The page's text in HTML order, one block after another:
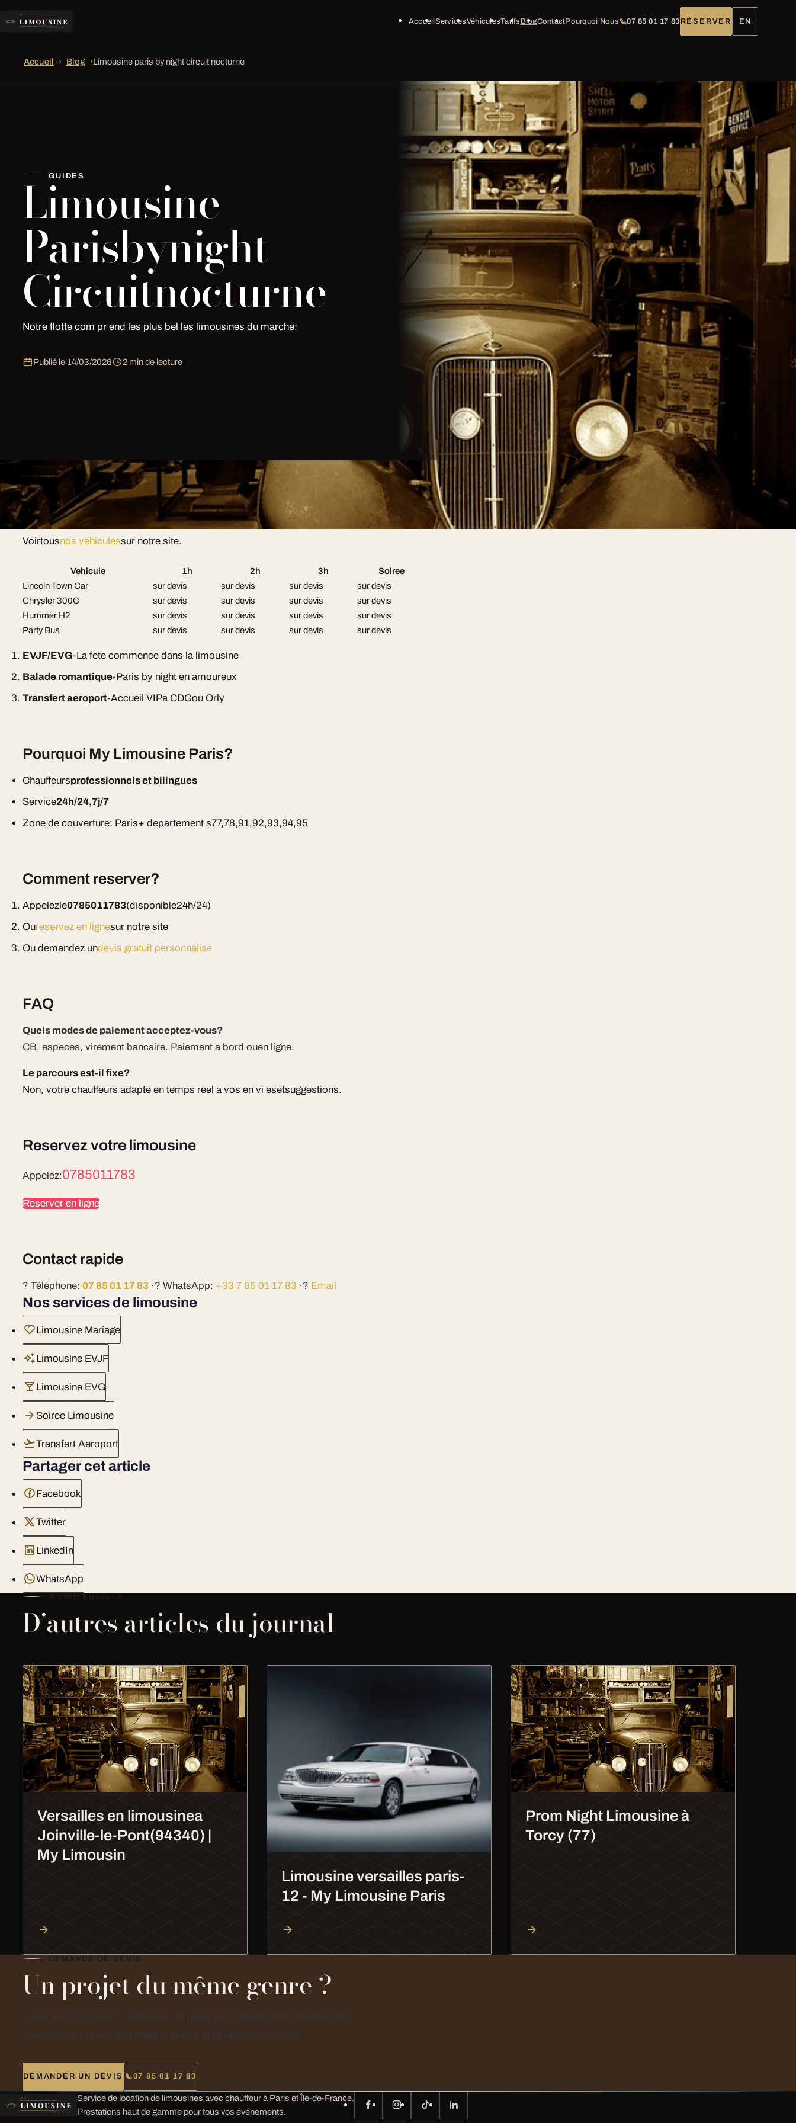
AccueilServicesVéhiculesTarifsBlogContactPourquoi Nous 07 85 01 17 83 RÉSERVER EN
Accueil › Blog ›Limousine paris by night circuit nocturne
GUIDES
Limousine
Parisbynight-
Circuitnocturne
Notre flotte com pr end les plus bel les limousines du marche:
Publié le 14/03/2026 2 min de lecture
Les vehicules disponibles
Notre flotte com pr end les plus bel les limousines du marche:
Voirtousnos vehiculessur notre site.
Vehicule 1h 2h 3h
Soiree
Lincoln Town Car
sur devis sur devis sur devis
sur devis
Chrysler 300C
sur devis sur devis sur devis
sur devis
Hummer H2
sur devis sur devis sur devis
sur devis
Party Bus
sur devis sur devis sur devis sur devis
EVJF/EVG-La fete commence dans la limousine
Balade romantique-Paris by night en amoureux
Transfert aeroport-Accueil VIPa CDGou Orly
Pourquoi My Limousine Paris?
Chauffeursprofessionnels et bilingues
Service24h/24,7j/7
Zone de couverture: Paris+ departement s77,78,91,92,93,94,95
Comment reserver?
Appelezle0785011783(disponible24h/24)
Oureservez en lignesur notre site
Ou demandez undevis gratuit personnalise
FAQ
Quels modes de paiement acceptez-vous?
CB, especes, virement bancaire. Paiement a bord ouen ligne.
Le parcours est-il fixe?
Non, votre chauffeurs adapte en temps reel a vos en vi esetsuggestions.
Reservez votre limousine
Appelez:0785011783
Reserver en ligne
Contact rapide
? Téléphone:07 85 01 17 83 ·? WhatsApp: +33 7 85 01 17 83 ·? Email
Nos services de limousine
Limousine Mariage
Limousine EVJF
Limousine EVG
Soiree Limousine
Transfert Aeroport
Partager cet article
Facebook
Twitter
LinkedIn
WhatsApp
D’autres articles du journal
Versailles en limousinea
Joinville-le-Pont(94340) |
My Limousin
Limousine versailles paris-
12 - My Limousine Paris
Prom Night Limousine à
Torcy (77)
DEMANDE DE DEVIS
Un projet du même genre ?
DEMANDER UN DEVIS 07 85 01 17 83
Service de location de limousines avec chauffeur à Paris et Île-de-France.
Prestations haut de gamme pour tous vos événements.